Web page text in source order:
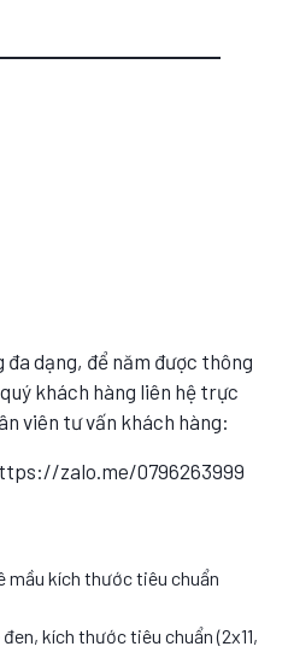
dạng, để năm được thông
khách hàng liên hệ trực
viên tư vấn khách hàng:
zalo.me/0796263999
mầu kích thước tiêu chuẩn
kích thước tiêu chuẩn (2x11,